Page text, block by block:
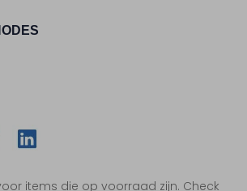
items die op voorraad zijn. Check